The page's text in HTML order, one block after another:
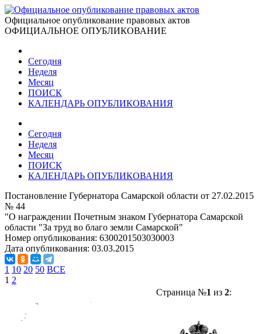
Официальное опубликование правовых актов
ОФИЦИАЛЬНОЕ ОПУБЛИКОВАНИЕ
Сегодня
Неделя
Месяц
ПОИСК
КАЛЕНДАРЬ ОПУБЛИКОВАНИЯ
Сегодня
Неделя
Месяц
ПОИСК
КАЛЕНДАРЬ ОПУБЛИКОВАНИЯ
Постановление Губернатора Самарской области от 27.02.2015
№ 44
"О награждении Почетным знаком Губернатора Самарской
области "За труд во благо земли Самарской"
Номер опубликования: 6300201503030003
Дата опубликования: 03.03.2015
1 10 20 50 ВСЕ
1 2
Страница №1 из 2: